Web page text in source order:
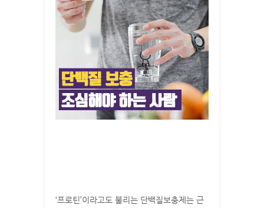
‘프로틴’이라고도 불리는 단백질보충제는 근